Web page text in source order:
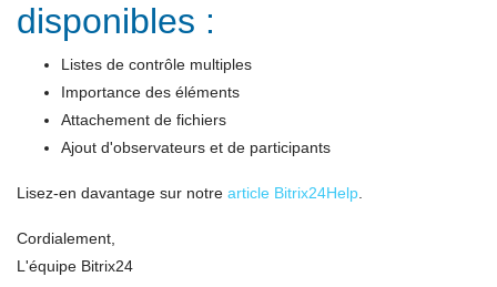
disponibles :
Listes de contrôle multiples
Importance des éléments
Attachement de fichiers
Ajout d'observateurs et de participants
Lisez-en davantage sur notre article Bitrix24Help
Cordialement,
L'équipe Bitrix24